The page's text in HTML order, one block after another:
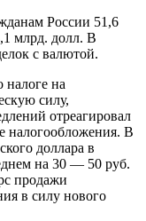
России 51,6
млрд. долл. В
с валютой.
налоге на
силу,
отреагировал
налогообложения. В
доллара в
на 30 — 50 руб.
продажи
в силу нового